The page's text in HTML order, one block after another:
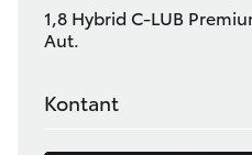
1,8 Hybrid C-LUB
Aut.
Kontant